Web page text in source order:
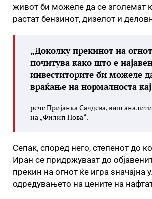
живот би можеле да се зголемат
растат бензинот, дизелот и
„Доколку прекинот на
почитува како што е
инвеститорите би можеле
враќање на нормалноста
рече Пријанка Сачдева, виш
на „Филип Нова“.
Сепак, според него, степенот до
Иран се придржуваат до
прекин на огнот ќе игра значајна
одредувањето на цените на